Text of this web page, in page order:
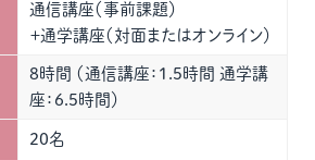
通信講座（事前課題）
＋通学講座（対面またはオンライン）
8時間 （通信講座：1.5時間 通学講
座：6.5時間）
20名